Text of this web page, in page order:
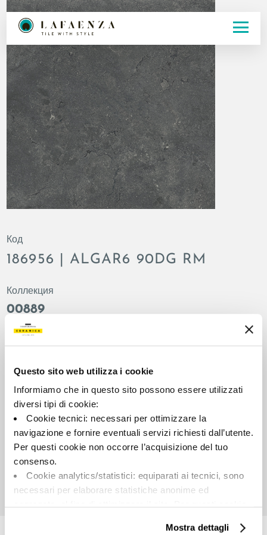
Questo sito web utilizza i cookie
Informiamo che in questo sito possono essere utilizzati
diversi tipi di cookie:
Cookie tecnici: necessari per ottimizzare la
navigazione e fornire eventuali servizi richiesti dall’utente.
Per questi cookie non occorre l’acquisizione del tuo
consenso.
Cookie analytics/statistici: equiparati ai tecnici, sono
necessari per elaborare statistiche anonime ed
Cookie di profilazione/marketing: sono utilizzati, solo
Mostra dettagli
Код
186956 | ALGAR6 90DG RM
Коллекция
00889
Цвет:
Темно-серый
Фон
Формат:
90.0x90.0
Естественный
Матовый
Разнотон:
Единица измерения:
MQ